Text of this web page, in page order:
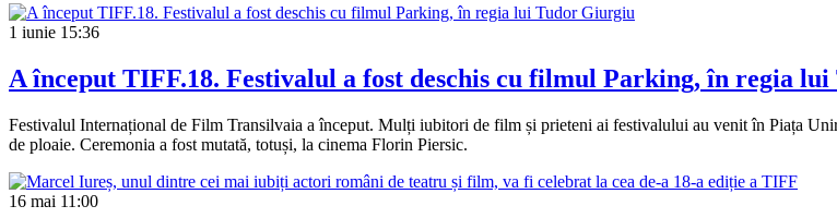
1 iunie 15:36
A început TIFF.18. Festivalul a fost deschis cu filmul Parking, în regia
Festivalul Internațional de Film Transilvaia a început. Mulți iubitori de film și prieteni ai festivalului au venit în Piața
de ploaie. Ceremonia a fost mutată, totuși, la cinema Florin Piersic.
16 mai 11:00